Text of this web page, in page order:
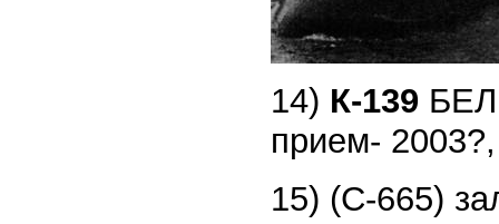
14) К-139
прием-
15) (С-665)